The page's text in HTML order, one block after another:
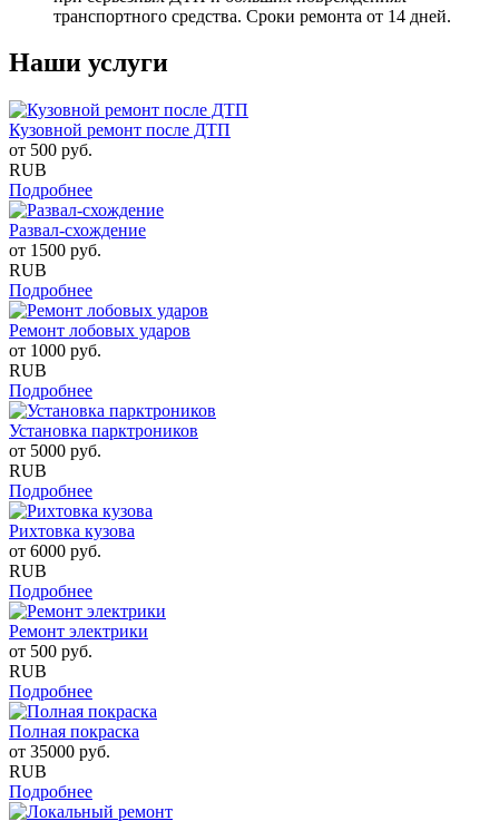
транспортного средства. Сроки ремонта от 14 дней.
Наши услуги
Кузовной ремонт после ДТП
от 500 руб.
RUB
Подробнее
Развал-схождение
от 1500 руб.
RUB
Подробнее
Ремонт лобовых ударов
от 1000 руб.
RUB
Подробнее
Установка парктроников
от 5000 руб.
RUB
Подробнее
Рихтовка кузова
от 6000 руб.
RUB
Подробнее
Ремонт электрики
от 500 руб.
RUB
Подробнее
Полная покраска
от 35000 руб.
RUB
Подробнее